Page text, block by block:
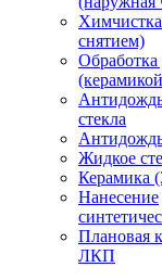
снятием)
Обработка
стекла
Жидкое
Керамика
Нанесение
Плановая
ЛКП